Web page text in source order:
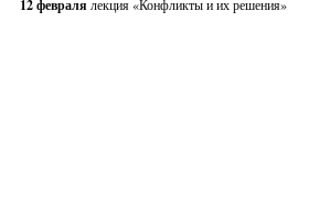
12 февраля лекция «Конфликты и их решения»